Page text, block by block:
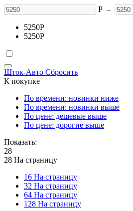
Р –
5250Р
5250Р
Шток-Авто Сбросить
К покупке
По времени: новинки ниже
По времени: новинки выше
По цене: дешевые выше
По цене: дорогие выше
Показать:
28
28 На страницу
16 На страницу
32 На страницу
64 На страницу
128 На страницу